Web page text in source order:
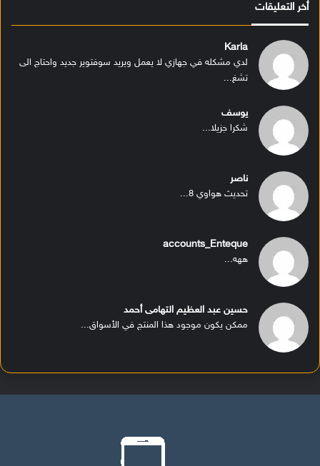
أخر التعليقات
Karla
لدي مشكله في جهازي لا يعمل ويريد سوفتوير جديد واحتاج الى
تشغ...
يوسف
شكرا جزيلا...
ناصر
تحديث هواوي 8...
accounts_Enteque
ههه...
حسين عبد العظيم التهامى أحمد
ممكن يكون موجود هذا المنتج في الأسواق...